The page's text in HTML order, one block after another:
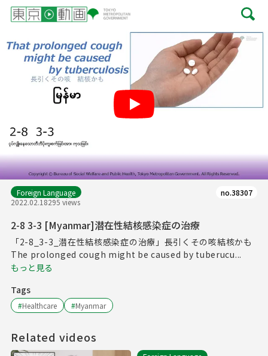
Foreign Language
2022.02.18295 views
no.38307
2-8 3-3 [Myanmar]潜在性結核感染症の治療
「2-8_3-3_潜在性結核感染症の治療」長引くその咳結核かも
The prolonged cough might be caused by tuberucu...
もっと見る
Tags
#Healthcare #Myanmar
Related videos